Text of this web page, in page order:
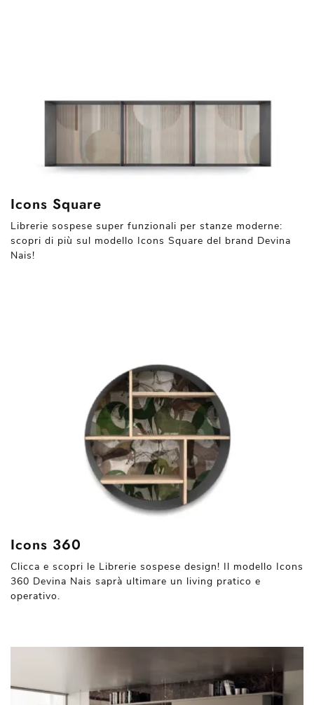
Icons Square
Librerie sospese super funzionali per stanze moderne:
scopri di più sul modello Icons Square del brand Devina
Nais!
Icons 360
Clicca e scopri le Librerie sospese design! Il modello Icons
360 Devina Nais saprà ultimare un living pratico e
operativo.